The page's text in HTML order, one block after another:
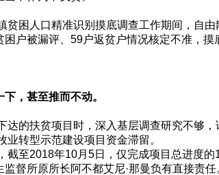
困人口精准识别摸底调查工作期间，自由
户被漏评、59户返贫户情况核定不准，
，甚至推而不动。
的扶贫项目时，深入基层调查研究不够
转型示范建设项目资金滞留。
至2018年10月5日，仅完成项目总进度
督所原所长阿不都艾尼·那曼负有直接责任